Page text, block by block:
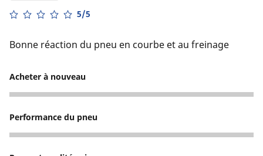
5/5
Bonne réaction du pneu en courbe et au freinage
Acheter à nouveau
5
Performance du pneu
5